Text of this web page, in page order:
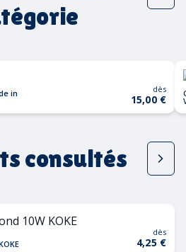
in
dès
15,00 €
consultés
dès
4,25 €